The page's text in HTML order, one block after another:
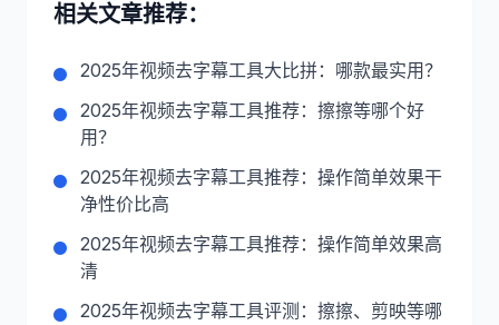
相关文章推荐：
2025年视频去字幕工具大比拼：哪款最实用？
2025年视频去字幕工具推荐：擦擦等哪个好
用？
2025年视频去字幕工具推荐：操作简单效果干
净性价比高
2025年视频去字幕工具推荐：操作简单效果高
清
2025年视频去字幕工具评测：擦擦、剪映等哪